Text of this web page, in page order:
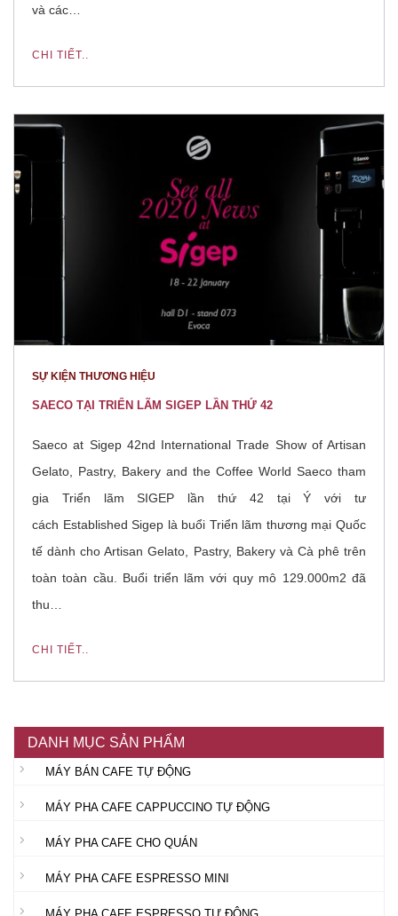
và các…
CHI TIẾT..
SỰ KIỆN THƯƠNG HIỆU
SAECO TẠI TRIỂN LÃM SIGEP LẦN THỨ 42
Saeco at Sigep 42nd International Trade Show of Artisan
Gelato, Pastry, Bakery and the Coffee World Saeco tham
gia Triển lãm SIGEP lần thứ 42 tại Ý với tư
cách Established Sigep là buổi Triển lãm thương mại Quốc
tế dành cho Artisan Gelato, Pastry, Bakery và Cà phê trên
toàn toàn cầu. Buổi triển lãm với quy mô 129.000m2 đã
thu…
CHI TIẾT..
DANH MỤC SẢN PHẨM
MÁY BÁN CAFE TỰ ĐỘNG
MÁY PHA CAFE CAPPUCCINO TỰ ĐỘNG
MÁY PHA CAFE CHO QUÁN
MÁY PHA CAFE ESPRESSO MINI